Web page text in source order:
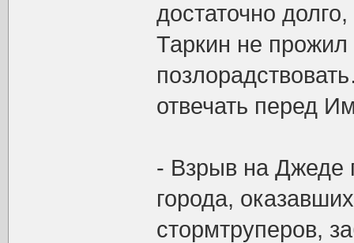
достаточно
Таркин не прожил
отвечать перед
- Взрыв на Джеде
города,
стормтруперов,